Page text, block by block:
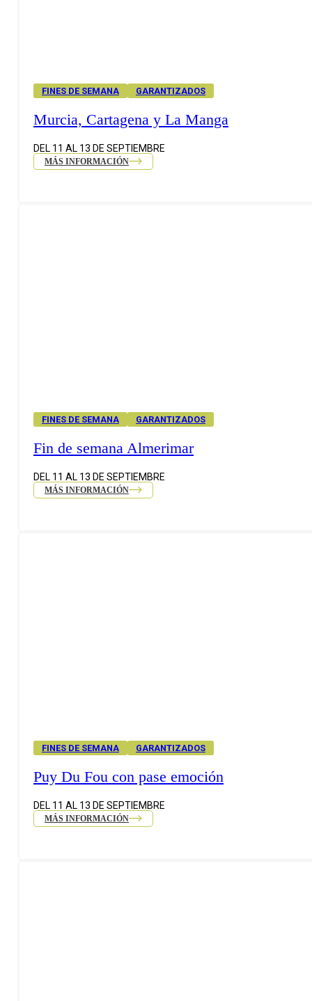
FINES DE SEMANA GARANTIZADOS
Murcia, Cartagena y La Manga
DEL 11 AL 13 DE SEPTIEMBRE
MÁS INFORMACIÓN
FINES DE SEMANA GARANTIZADOS
Fin de semana Almerimar
DEL 11 AL 13 DE SEPTIEMBRE
MÁS INFORMACIÓN
FINES DE SEMANA GARANTIZADOS
Puy Du Fou con pase emoción
DEL 11 AL 13 DE SEPTIEMBRE
MÁS INFORMACIÓN